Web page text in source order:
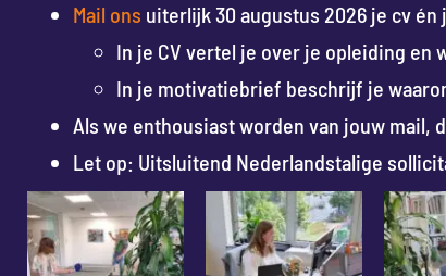
Mail ons uiterlijk 30 augustus 2026 je cv
In je CV vertel je over je opleiding en
In je motivatiebrief beschrijf je
Als we enthousiast worden van jouw mail,
Let op: Uitsluitend Nederlandstalige